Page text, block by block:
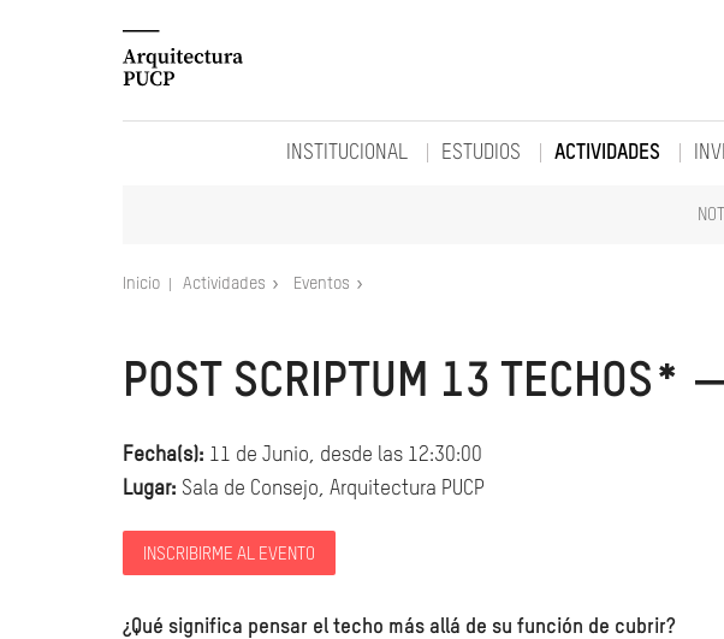
INSTITUCIONAL ESTUDIOS ACTIVIDADES
Inicio Actividades Eventos
POST SCRIPTUM 13 TECHOS*
Fecha(s): 11 de Junio, desde las 12:30:00
Lugar: Sala de Consejo, Arquitectura PUCP
INSCRIBIRME AL EVENTO
¿Qué significa pensar el techo más allá de su función de cubrir?